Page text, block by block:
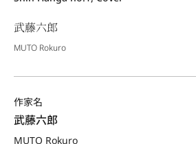
武藤六郎
MUTO Rokuro
作家名
武藤六郎
MUTO Rokuro